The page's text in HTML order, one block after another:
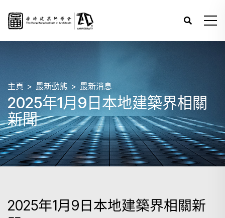
主頁 最新動態 最新消息
2025年1月9日本地建築界相關
新聞
2025年1月9日本地建築界相關新